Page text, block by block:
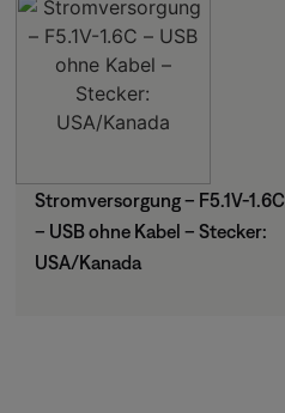
Stromversorgung – F5.1V-1.6C
– USB ohne Kabel – Stecker:
USA/Kanada